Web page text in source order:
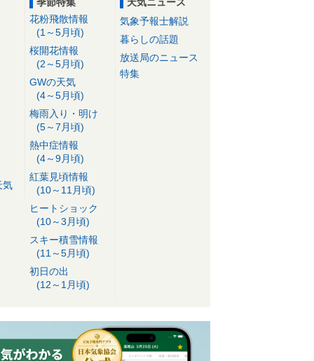
気
花粉飛散情報
(1～5月頃)
桜開花情報
(2～5月頃)
GWの天気
(4～5月頃)
梅雨入り・明け
(5～7月頃)
熱中症情報
(4～9月頃)
紅葉見頃情報
(10～11月頃)
ヒートショック
(10～3月頃)
スキー積雪情報
(11～5月頃)
初日の出
(12～1月頃)
気象予報士解説
暮らしの話題
放送局のニュース
特集